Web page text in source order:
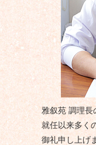
雅叙苑 調理長
就任以来多く
御礼申し上げ